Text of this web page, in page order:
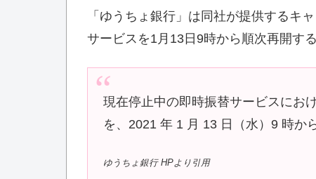
「ゆうちょ銀行」は同社が提供するキ
サービスを1月13日9時から順次再開する
現在停止中の即時振替サービスにお
を、2021 年 1 月 13 日（水）9 時か
ゆうちょ銀行 HPより引用